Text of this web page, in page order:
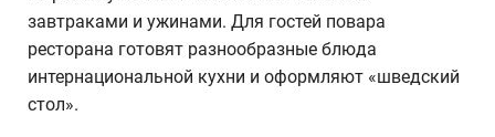
завтраками и ужинами. Для гостей повара
ресторана готовят разнообразные блюда
интернациональной кухни и оформляют «шведский
стол».